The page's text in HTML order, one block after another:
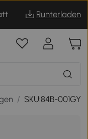
Runterladen
/ SKU:84B-001GY